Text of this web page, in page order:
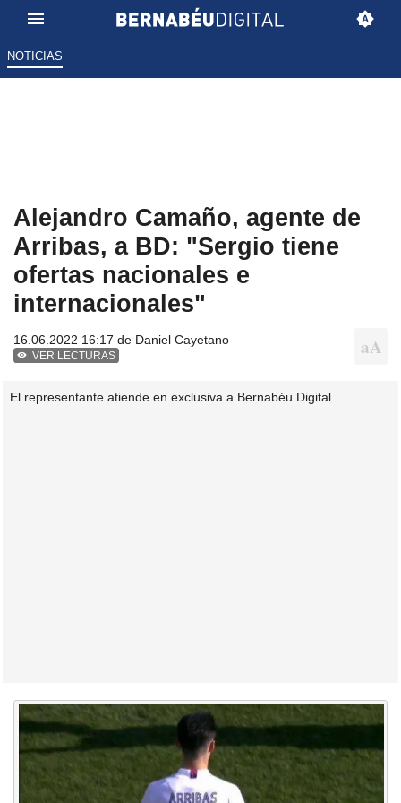
NOTICIAS
Alejandro Camaño, agente de
Arribas, a BD: "Sergio tiene
ofertas nacionales e
internacionales"
16.06.2022 16:17 de Daniel Cayetano
VER LECTURAS
El representante atiende en exclusiva a Bernabéu Digital